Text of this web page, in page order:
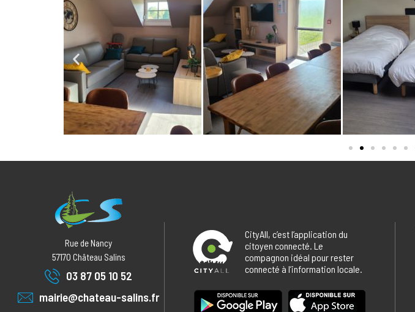
Rue de Nancy
57170 Château Salins
03 87 05 10 52
mairie@chateau-salins.fr
CityAll, c’est l’application du
citoyen connecté. Le
compagnon idéal pour rester
connecté à l’information locale.